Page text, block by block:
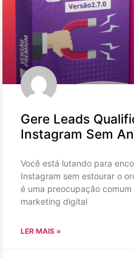
Gere Leads
Instagram Sem
Você está lutando para
Instagram sem estourar o
é uma preocupação
marketing digital
LER MAIS »